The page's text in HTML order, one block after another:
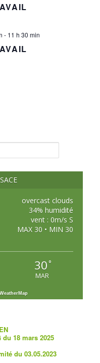
- 11 h 30 min
overcast clouds
34% humidité
vent : 0m/s S
MAX 30 • MIN 30
30 °
MAR
18 mars 2025
du 03.05.2023